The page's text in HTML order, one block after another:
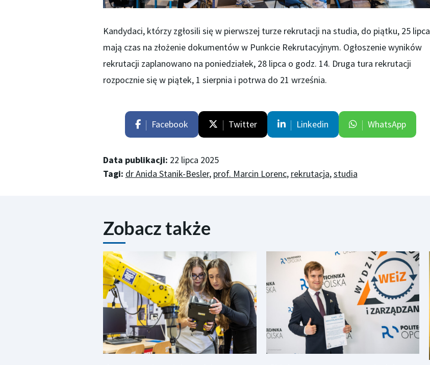
Kandydaci, którzy zgłosili się w pierwszej turze rekrutacji na studia, do piątku, 25 lipca
mają czas na złożenie dokumentów w Punkcie Rekrutacyjnym. Ogłoszenie wyników
rekrutacji zaplanowano na poniedziałek, 28 lipca o godz. 14. Druga tura rekrutacji
rozpocznie się w piątek, 1 sierpnia i potrwa do 21 września.
Facebook Twitter Linkedin WhatsApp
Data publikacji: 22 lipca 2025
Tagi: dr Anida Stanik-Besler, prof. Marcin Lorenc, rekrutacja,studia
Zobacz także